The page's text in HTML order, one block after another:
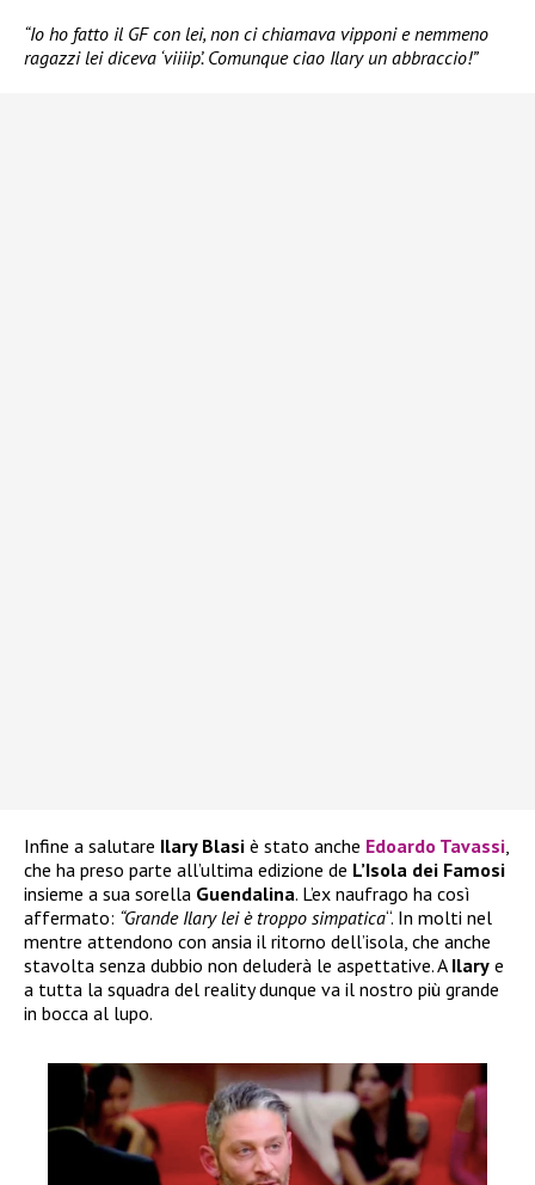
“Io ho fatto il GF con lei, non ci chiamava vipponi e nemmeno
ragazzi lei diceva ‘viiiip’. Comunque ciao Ilary un abbraccio!”
Infine a salutare Ilary Blasi è stato anche Edoardo Tavassi,
che ha preso parte all’ultima edizione de L’Isola dei Famosi
insieme a sua sorella Guendalina. L’ex naufrago ha così
affermato: “Grande Ilary lei è troppo simpatica“. In molti nel
mentre attendono con ansia il ritorno dell’isola, che anche
stavolta senza dubbio non deluderà le aspettative. A Ilary e
a tutta la squadra del reality dunque va il nostro più grande
in bocca al lupo.